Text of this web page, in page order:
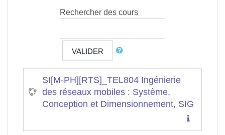
Rechercher des cours
VALIDER
SI[M-PH][RTS]_TEL804 Ingénierie
des réseaux mobiles : Système,
Conception et Dimensionnement, SIG